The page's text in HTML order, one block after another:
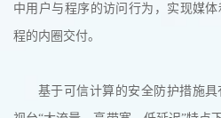
中用户与程序的访问行为，实现媒
程的内圈交付。
基于可信计算的安全防护措施